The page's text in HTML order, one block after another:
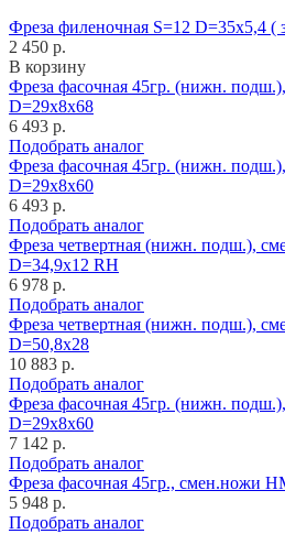
Фреза филеночная S=12 D=35x5,4 (
2 450 р.
В корзину
Фреза фасочная 45гр. (нижн.
D=29x8x68
6 493 р.
Подобрать аналог
Фреза фасочная 45гр. (нижн.
D=29x8x60
6 493 р.
Подобрать аналог
Фреза четвертная (нижн. подш.),
D=34,9x12 RH
6 978 р.
Подобрать аналог
Фреза четвертная (нижн. подш.),
D=50,8x28
10 883 р.
Подобрать аналог
Фреза фасочная 45гр. (нижн.
D=29x8x60
7 142 р.
Подобрать аналог
Фреза фасочная 45гр., смен.ножи
5 948 р.
Подобрать аналог